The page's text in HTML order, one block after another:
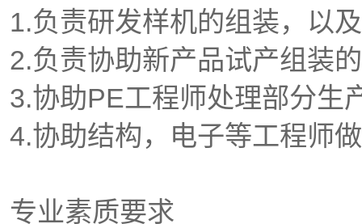
1.负责研发样机的组装，以
2.负责协助新产品试产组装
3.协助PE工程师处理部分生
4.协助结构，电子等工程师
专业素质要求